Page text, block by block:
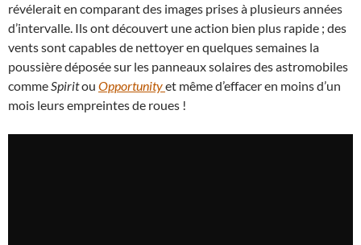
révélerait en comparant des images prises à plusieurs années
d’intervalle. Ils ont découvert une action bien plus rapide ; des
vents sont capables de nettoyer en quelques semaines la
poussière déposée sur les panneaux solaires des astromobiles
commeSpiritou Opportunityet même d’effacer en moins d’un
mois leurs empreintes de roues !